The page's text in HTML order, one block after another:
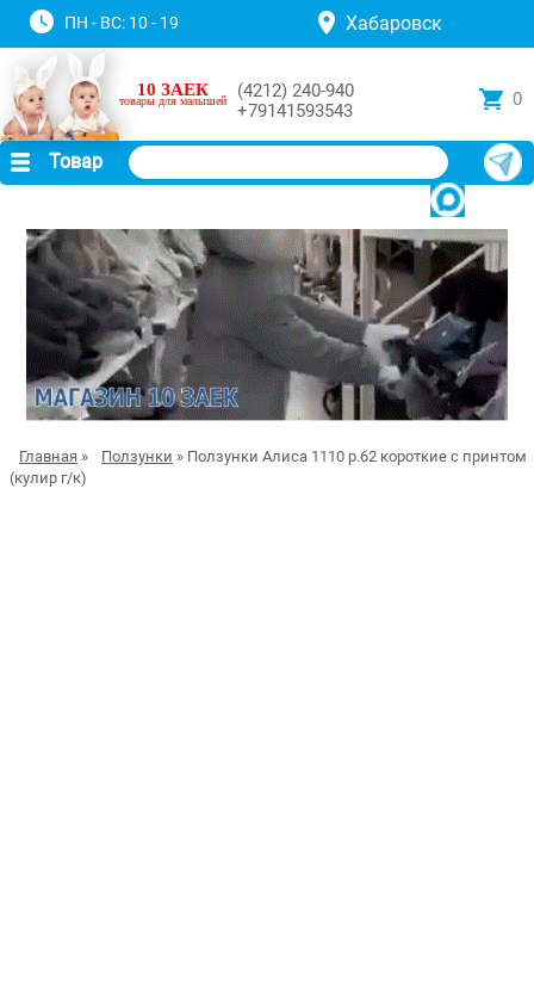
ПН - ВС: 10 - 19 Хабаровск
10 ЗАЕК
товары для малышей
(4212) 240-940
+79141593543
0
Товар
Главная » Ползунки » Ползунки Алиса 1110 р.62 короткие с принтом
(кулир г/к)